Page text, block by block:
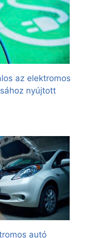
az elektromos
nyújtott
autó